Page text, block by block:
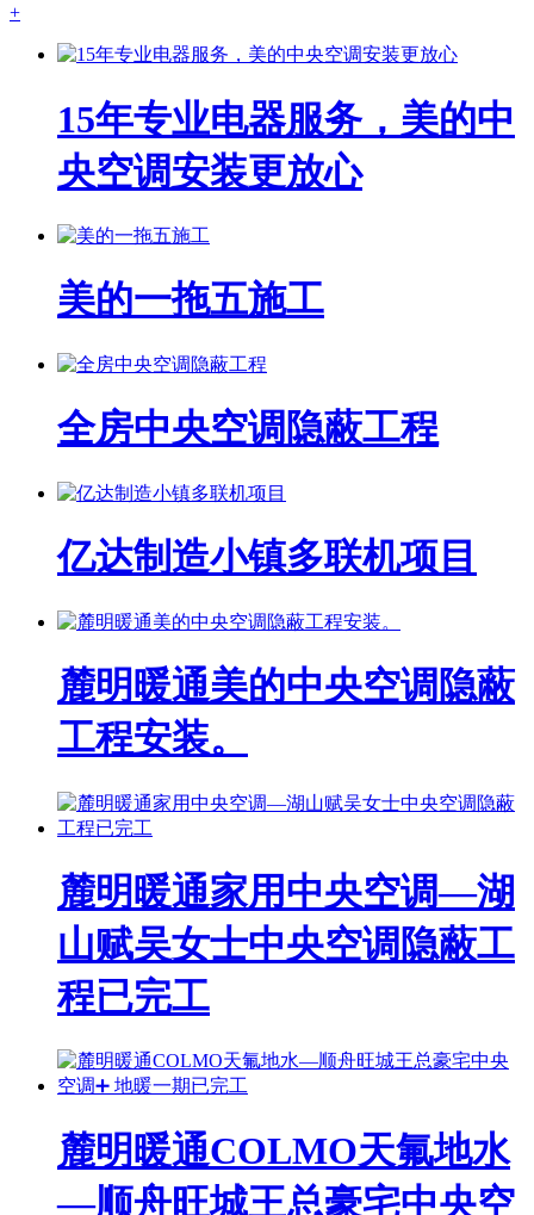
+
15年专业电器服务，美的中
央空调安装更放心
美的一拖五施工
全房中央空调隐蔽工程
亿达制造小镇多联机项目
麓明暖通美的中央空调隐蔽
工程安装。
麓明暖通家用中央空调—湖
山赋吴女士中央空调隐蔽工
程已完工
麓明暖通COLMO天氟地水
—顺舟旺城王总豪宅中央空